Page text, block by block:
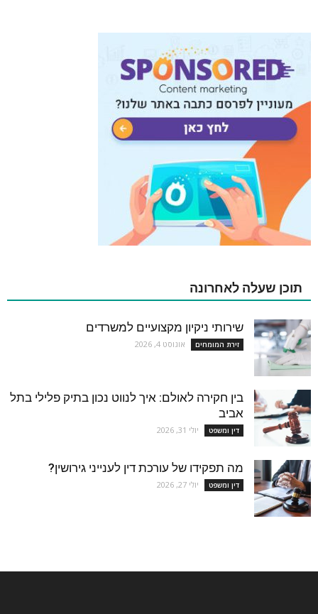
תוכן שעלה לאחרונה
שירותי ניקיון מקצועיים למשרדים
זירת המומחים אוגוסט 4, 2026
בין חקירה לאולם: איך לנווט נכון בתיק פלילי בתל
אביב
דין ומשפט יולי 31, 2026
מה תפקידו של עורכת דין לענייני גירושין?
דין ומשפט יולי 27, 2026